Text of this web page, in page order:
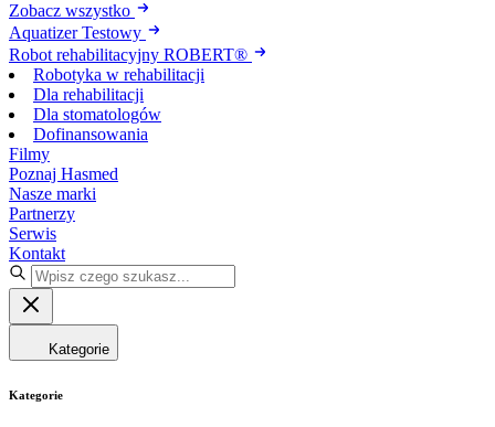
Zobacz wszystko
Aquatizer Testowy
Robot rehabilitacyjny ROBERT®
Robotyka w rehabilitacji
Dla rehabilitacji
Dla stomatologów
Dofinansowania
Filmy
Poznaj Hasmed
Nasze marki
Partnerzy
Serwis
Kontakt
Kategorie
Kategorie